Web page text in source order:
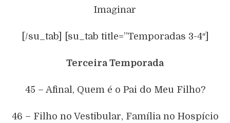
Imaginar
[/su_tab] [su_tab title=”Temporadas 3-4″]
Terceira Temporada
45 – Afinal, Quem é o Pai do Meu Filho?
46 – Filho no Vestibular, Família no Hospício